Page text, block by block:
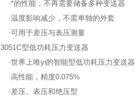
·*的性能，不再需要储备多种变送器
·温度影响减少，不需单独的外套
·可用于差压与表压测量
3051C型低功耗压力变送器
·世界上唯yi的智能型低功耗压力变送器
·高性能，精度0.075%
·差压、表压和绝压型